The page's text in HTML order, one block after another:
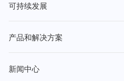
可持续发展
产品和解决方案
新闻中心